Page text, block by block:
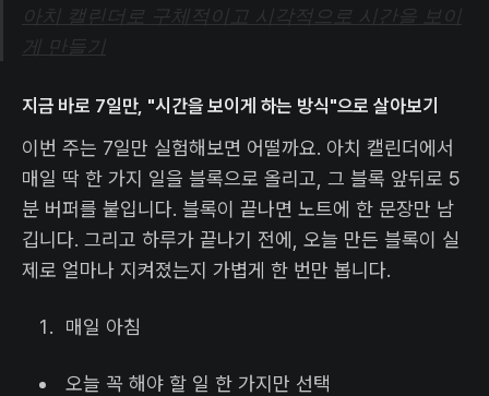
아치 캘린더로 구체적이고 시각적으로 시간을 보이
게 만들기
지금 바로 7일만, "시간을 보이게 하는 방식"으로 살아보기
이번 주는 7일만 실험해보면 어떨까요. 아치 캘린더에서
매일 딱 한 가지 일을 블록으로 올리고, 그 블록 앞뒤로 5
분 버퍼를 붙입니다. 블록이 끝나면 노트에 한 문장만 남
깁니다. 그리고 하루가 끝나기 전에, 오늘 만든 블록이 실
제로 얼마나 지켜졌는지 가볍게 한 번만 봅니다.
매일 아침
오늘 꼭 해야 할 일 한 가지만 선택